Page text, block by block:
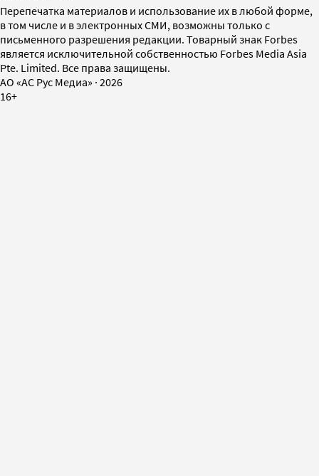
Перепечатка материалов и использование их в любой форме,
в том числе и в электронных СМИ, возможны только с
письменного разрешения редакции. Товарный знак Forbes
является исключительной собственностью Forbes Media Asia
Pte. Limited. Все права защищены.
AO «АС Рус Медиа» · 2026
16+